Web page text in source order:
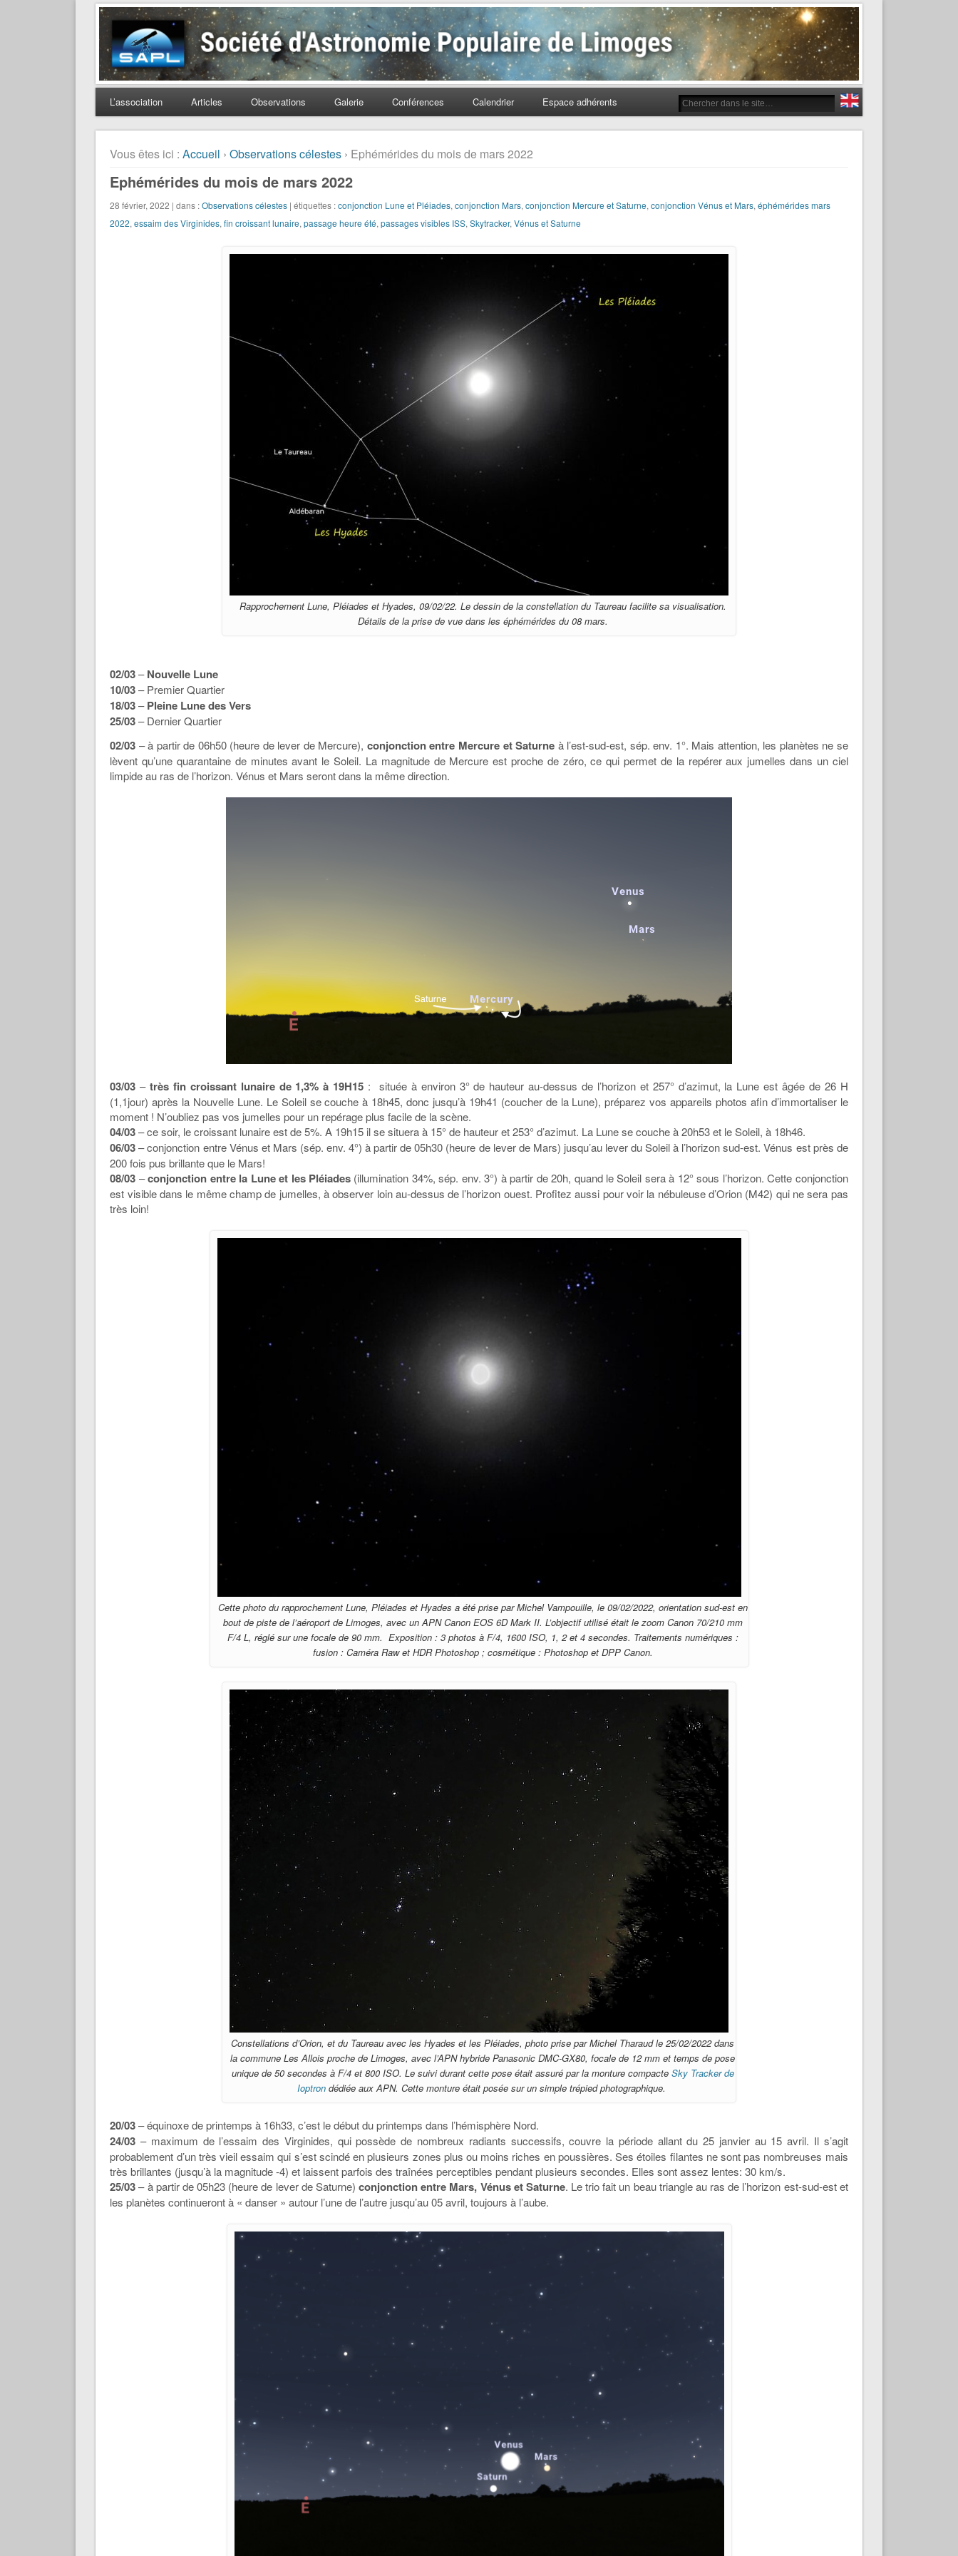
Société d'Astronomie Populaire de Limoges
L’association Articles Observations Galerie Conférences Calendrier Espace adhérents
Vous êtes ici : Accueil ›Observations célestes › Ephémérides du mois de mars 2022
Ephémérides du mois de mars 2022
28 février, 2022 | dans :Observations célestes | étiquettes :conjonction Lune et Pléiades,conjonction Mars,conjonction Mercure et Saturne,conjonction Vénus et Mars,éphémérides mars
2022,essaim des Virginides,fin croissant lunaire,passage heure été,passages visibles ISS,Skytracker,Vénus et Saturne
Rapprochement Lune, Pléiades et Hyades, 09/02/22. Le dessin de la constellation du Taureau facilite sa visualisation.
Détails de la prise de vue dans les éphémérides du 08 mars.
02/03–Nouvelle Lune
10/03– Premier Quartier
18/03–Pleine Lune des Vers
25/03– Dernier Quartier
02/03 – à partir de 06h50 (heure de lever de Mercure), conjonction entre Mercure et Saturne à l’est-sud-est, sép. env. 1°. Mais attention, les planètes ne se
lèvent qu’une quarantaine de minutes avant le Soleil. La magnitude de Mercure est proche de zéro, ce qui permet de la repérer aux jumelles dans un ciel
limpide au ras de l’horizon. Vénus et Mars seront dans la même direction.
03/03 –très fin croissant lunaire de 1,3% à 19H15 : située à environ 3° de hauteur au-dessus de l’horizon et 257° d’azimut, la Lune est âgée de 26 H
(1,1jour) après la Nouvelle Lune. Le Soleil se couche à 18h45, donc jusqu’à 19h41 (coucher de la Lune), préparez vos appareils photos afin d’immortaliser le
moment ! N’oubliez pas vos jumelles pour un repérage plus facile de la scène.
04/03– ce soir, le croissant lunaire est de 5%. A 19h15 il se situera à 15° de hauteur et 253° d’azimut. La Lune se couche à 20h53 et le Soleil, à 18h46.
06/03– conjonction entre Vénus et Mars (sép. env. 4°) à partir de 05h30 (heure de lever de Mars) jusqu’au lever du Soleil à l’horizon sud-est. Vénus est près de
200 fois pus brillante que le Mars!
08/03 –conjonction entre la Lune et les Pléiades(illumination 34%, sép. env. 3°) à partir de 20h, quand le Soleil sera à 12° sous l’horizon. Cette conjonction
est visible dans le même champ de jumelles, à observer loin au-dessus de l’horizon ouest. Profitez aussi pour voir la nébuleuse d’Orion (M42) qui ne sera pas
très loin!
Cette photo du rapprochement Lune, Pléiades et Hyades a été prise par Michel Vampouille, le 09/02/2022, orientation sud-est en
bout de piste de l’aéroport de Limoges, avec un APN Canon EOS 6D Mark II. L’objectif utilisé était le zoom Canon 70/210 mm
F/4 L, réglé sur une focale de 90 mm. Exposition : 3 photos à F/4, 1600 ISO, 1, 2 et 4 secondes. Traitements numériques :
fusion : Caméra Raw et HDR Photoshop ; cosmétique : Photoshop et DPP Canon.
Constellations d’Orion, et du Taureau avec les Hyades et les Pléiades, photo prise par Michel Tharaud le 25/02/2022 dans
la commune Les Allois proche de Limoges, avec l’APN hybride Panasonic DMC-GX80, focale de 12 mm et temps de pose
unique de 50 secondes à F/4 et 800 ISO. Le suivi durant cette pose était assuré par la monture compacte Sky Tracker de
Ioptrondédiée aux APN. Cette monture était posée sur un simple trépied photographique.
20/03– équinoxe de printemps à 16h33, c’est le début du printemps dans l’hémisphère Nord.
24/03 – maximum de l’essaim des Virginides, qui possède de nombreux radiants successifs, couvre la période allant du 25 janvier au 15 avril. Il s’agit
probablement d’un très vieil essaim qui s’est scindé en plusieurs zones plus ou moins riches en poussières. Ses étoiles filantes ne sont pas nombreuses mais
très brillantes (jusqu’à la magnitude -4) et laissent parfois des traînées perceptibles pendant plusieurs secondes. Elles sont assez lentes: 30 km/s.
25/03– à partir de 05h23 (heure de lever de Saturne) conjonction entre Mars, Vénus et Saturne. Le trio fait un beau triangle au ras de l’horizon est-sud-est et
les planètes continueront à « danser » autour l’une de l’autre jusqu’au 05 avril, toujours à l’aube.